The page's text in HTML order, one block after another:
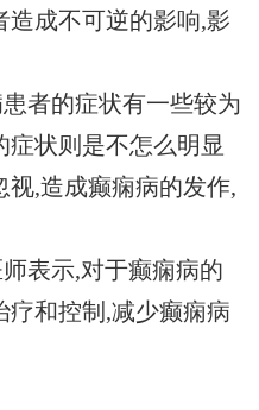
造成不可逆的影响,影
者的症状有一些较为
症状则是不怎么明显
视,造成癫痫病的发作,
表示,对于癫痫病的
疗和控制,减少癫痫病